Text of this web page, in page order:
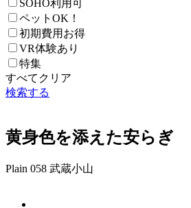
SOHO利用可
ペットOK！
初期費用お得
VR体験あり
特集
すべてクリア
検索する
黄身色を添えた安らぎ
Plain 058 武蔵小山